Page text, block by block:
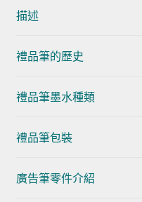
描述
禮品筆的歷史
禮品筆墨水種類
禮品筆包裝
廣告筆零件介紹